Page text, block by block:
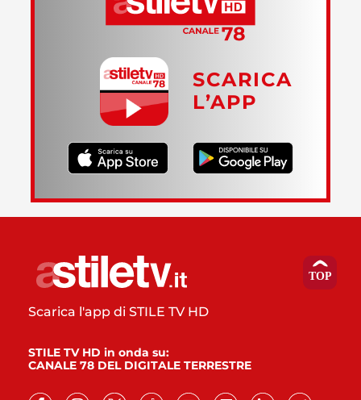
SCARICA
L’APP
Scarica l'app di STILE TV HD
STILE TV HD in onda su:
CANALE 78 DEL DIGITALE TERRESTRE